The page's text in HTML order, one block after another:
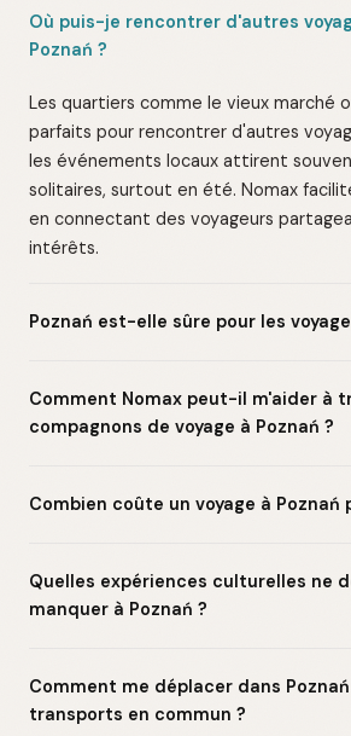
Où puis-je rencontrer d'autres
Poznań ?
Les quartiers comme le vieux marché
parfaits pour rencontrer d'autres
les événements locaux attirent
solitaires, surtout en été. Nomax
en connectant des voyageurs
intérêts.
Poznań est-elle sûre pour les
Comment Nomax peut-il m'aider à
compagnons de voyage à Poznań ?
Combien coûte un voyage à Poznań
Quelles expériences culturelles ne
manquer à Poznań ?
Comment me déplacer dans
transports en commun ?